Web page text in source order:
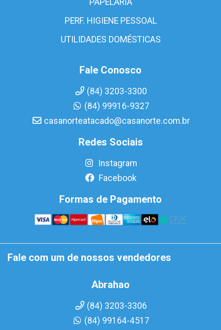
PAPELARIA
PERF. HIGIENE PESSOAL
UTILIDADES DOMÉSTICAS
Fale Conosco
(84) 3203-3300
(84) 99916-9327
casanorteatacado@casanorte.com.br
Redes Sociais
Instagram
Facebook
Formas de Pagamento
Fale com um de nossos vendedores
Abrahao
(84) 3203-3306
(84) 99164-4517